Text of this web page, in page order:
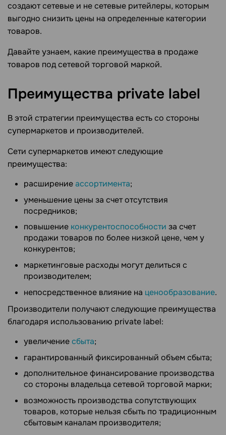
создают сетевые и не сетевые ритейлеры, которым
выгодно снизить цены на определенные категории
товаров.
Давайте узнаем, какие преимущества в продаже
товаров под сетевой торговой маркой.
Преимущества private label
В этой стратегии преимущества есть со стороны
супермаркетов и производителей.
Сети супермаркетов имеют следующие
преимущества:
расширениеассортимента;
уменьшение цены за счет отсутствия
посредников;
повышение конкурентоспособности за счет
продажи товаров по более низкой цене, чем у
конкурентов;
маркетинговые расходы могут делиться с
производителем;
непосредственное влияние на ценообразование.
Производители получают следующие преимущества
благодаря использованию private label:
увеличениесбыта;
гарантированный фиксированный объем сбыта;
дополнительное финансирование производства
со стороны владельца сетевой торговой марки;
возможность производства сопутствующих
товаров, которые нельзя сбыть по традиционным
сбытовым каналам производителя;